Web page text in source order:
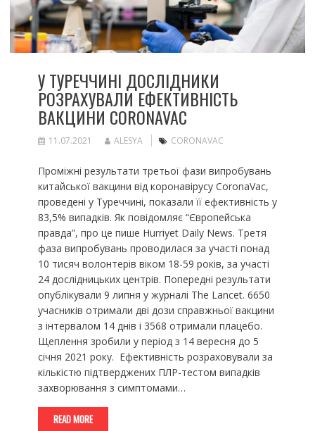
У ТУРЕЧЧИНІ ДОСЛІДНИКИ
РОЗРАХУВАЛИ ЕФЕКТИВНІСТЬ
ВАКЦИНИ CORONAVAC
11.07.2021 ALESYA CORONAVAC
Проміжні результати третьої фази випробувань
китайської вакцини від коронавірусу CoronaVac,
проведені у Туреччині, показали її ефективність у
83,5% випадків. Як повідомляє “Європейська
правда”, про це пише Hurriyet Daily News. Третя
фаза випробувань проводилася за участі понад
10 тисяч волонтерів віком 18-59 років, за учаcті
24 дослідницьких центрів. Попередні результати
опублікували 9 липня у журналі The Lancet. 6650
учасників отримали дві дози справжньої вакцини
з інтервалом 14 днів і 3568 отримали плацебо.
Щеплення зробили у період з 14 вересня до 5
січня 2021 року. Ефективність розраховували за
кількістю підтверджених ПЛР-тестом випадків
захворювання з симптомами…
READ MORE